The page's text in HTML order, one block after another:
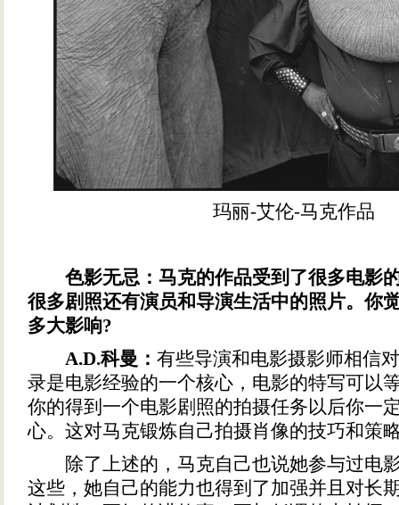
玛丽-艾伦-马克作品
色影无忌：马克的作品受到了很多电影
很多剧照还有演员和导演生活中的照片。你
多大影响?
A.D.科曼： 有些导演和电影摄影师相信
录是电影经验的一个核心，电影的特写可以
你的得到一个电影剧照的拍摄任务以后你一
心。这对马克锻炼自己拍摄肖像的技巧和策
除了上述的，马克自己也说她参与过电
这些，她自己的能力也得到了加强并且对长